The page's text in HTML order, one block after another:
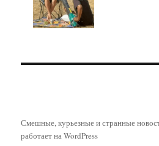
Смешные, курьезные и странные
работает на WordPress